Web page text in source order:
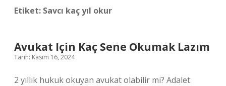
Etiket: Savcı kaç yıl okur
Avukat Için Kaç Sene Okumak Lazım
Tarih: Kasım 16, 2024
2 yıllık hukuk okuyan avukat olabilir mi? Adalet